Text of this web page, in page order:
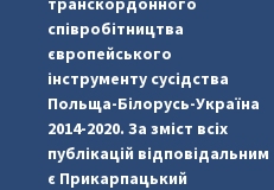
співробітництва
європейського
інструменту сусідства
Польща-Білорусь-Україна
2014-2020. За зміст всіх
публікацій відповідальним
є Прикарпацький